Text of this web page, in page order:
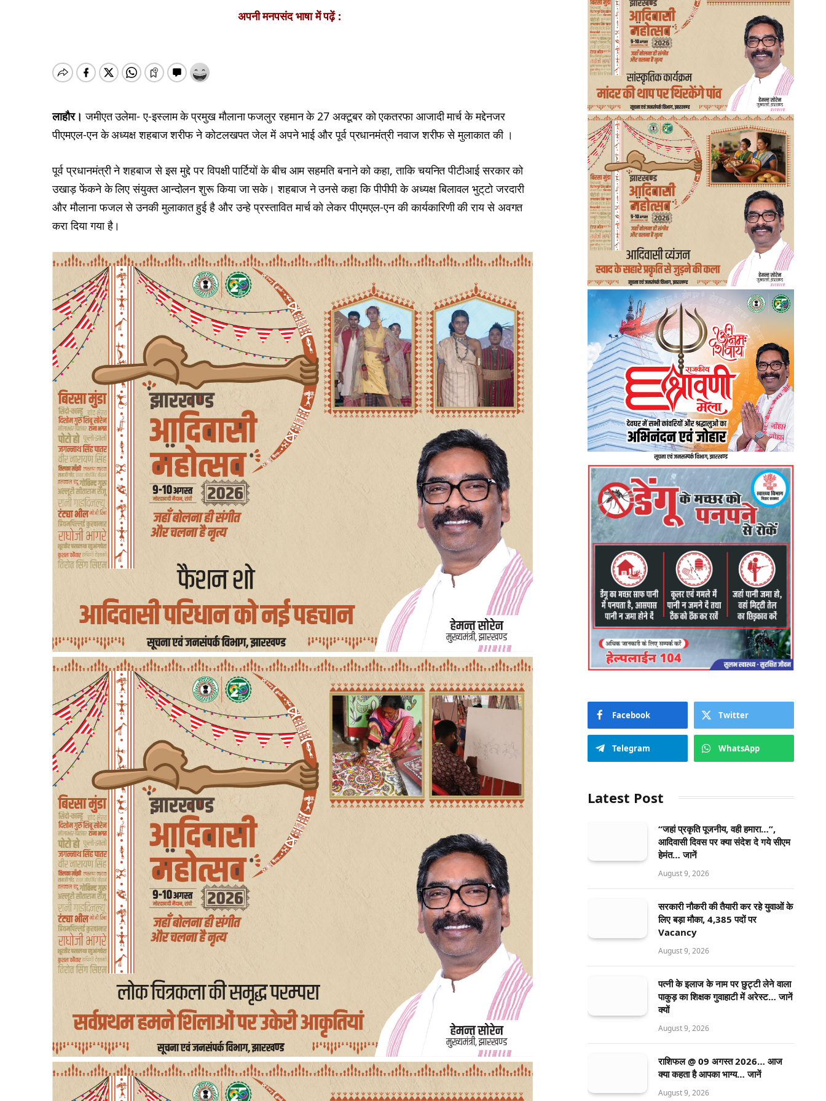
अपनी मनपसंद भाषा में पढ़ें :
लाहौर। जमीएत उलेमा- ए-इस्लाम के प्रमुख मौलाना फजलुर रहमान के 27 अक्टूबर को एकतरफा आजादी मार्च के मद्देनजर
पीएमएल-एन के अध्यक्ष शहबाज शरीफ ने कोटलखपत जेल में अपने भाई और पूर्व प्रधानमंत्री नवाज शरीफ से मुलाकात की ।
पूर्व प्रधानमंत्री ने शहबाज से इस मुद्दे पर विपक्षी पार्टियों के बीच आम सहमति बनाने को कहा, ताकि चयनित पीटीआई सरकार को
उखाड़ फेंकने के लिए संयुक्त आन्दोलन शुरू किया जा सके। शहबाज ने उनसे कहा कि पीपीपी के अध्यक्ष बिलावल भुट्‌टो जरदारी
और मौलाना फजल से उनकी मुलाकात हुई है और उन्हे प्रस्तावित मार्च को लेकर पीएमएल-एन की कार्यकारिणी की राय से अवगत
करा दिया गया है।
Facebook Twitter
Telegram WhatsApp
Latest Post
“जहां प्रकृति पूजनीय, वही हमारा…”,
आदिवासी दिवस पर क्या संदेश दे गये सीएम
हेमंत… जानें
August 9, 2026
सरकारी नौकरी की तैयारी कर रहे युवाओं के
लिए बड़ा मौका, 4,385 पदों पर
Vacancy
August 9, 2026
पत्नी के इलाज के नाम पर छुट्टी लेने वाला
पाकुड़ का शिक्षक गुवाहाटी में अरेस्ट… जानें
क्यों
August 9, 2026
राशिफल @ 09 अगस्त 2026… आज
क्या कहता है आपका भाग्य… जानें
August 9, 2026